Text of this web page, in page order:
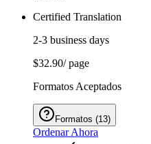
Certified Translation
2-3 business days
$32.90/ page
Formatos Aceptados
Formatos (13)
Ordenar Ahora